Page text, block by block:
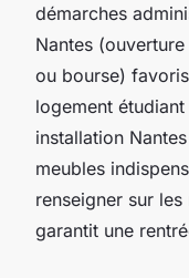
démarches
Nantes
ou bourse)
logement
installation
meubles
renseigner sur
garantit une